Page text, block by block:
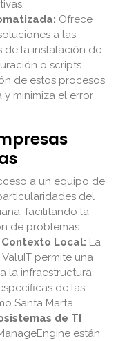
Ofrece
a las
de la instalación de
o scripts
de estos procesos
minimiza el error
a un equipo de
del
facilitando la
de problemas.
Local: La
permite una
la infraestructura
de las
Santa Marta.
de TI
están